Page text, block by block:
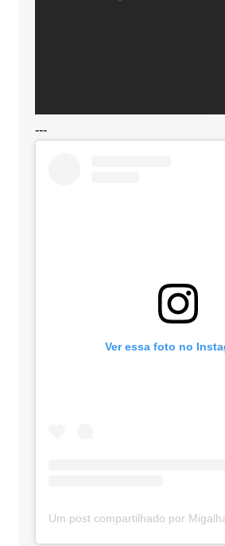
---
Ver essa foto no